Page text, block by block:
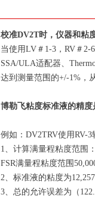
校准DV2T时，仪器和粘
当使用LV＃1-3，RV＃
SSA/ULA适配器、
达到测量范围的+/-1%，
博勒飞粘度标准液的精
例如：DV2TRV使用RV-
1、计算满量程粘度范围
FSR满量程粘度范围
2、标准液的粘度为
3、总的允许误差为（